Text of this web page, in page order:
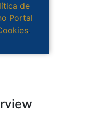
de
Portal
.